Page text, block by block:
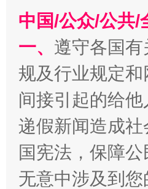
千年窑火 生生不息
揭开“小金库”的免责幌
中国/公众/公共/
一、 遵守各国
规及行业规定
间接引起的给
递假新闻造成
国宪法，保障
无意中涉及到